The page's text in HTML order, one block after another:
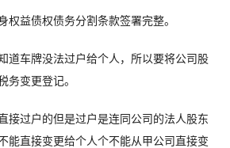
权益债权债务分割条款签署完整。
道车牌没法过户给个人，所以要将公司股
务变更登记。
接过户的但是过户是连同公司的法人股东
能直接变更给个人个不能从甲公司直接变